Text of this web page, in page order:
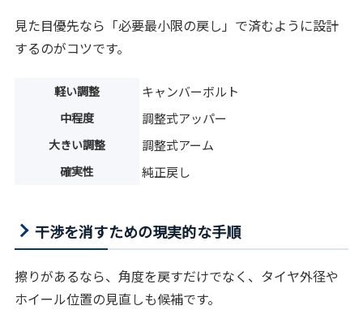
見た目優先なら「必要最小限の戻し」で済むように設計
するのがコツです。
軽い調整 キャンバーボルト
中程度 調整式アッパー
大きい調整 調整式アーム
確実性 純正戻し
干渉を消すための現実的な手順
擦りがあるなら、角度を戻すだけでなく、タイヤ外径や
ホイール位置の見直しも候補です。